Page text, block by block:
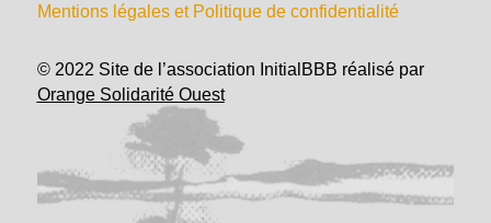
Mentions légales et Politique de confidentialité
© 2022 Site de l’association InitialBBB réalisé par
Orange Solidarité Ouest